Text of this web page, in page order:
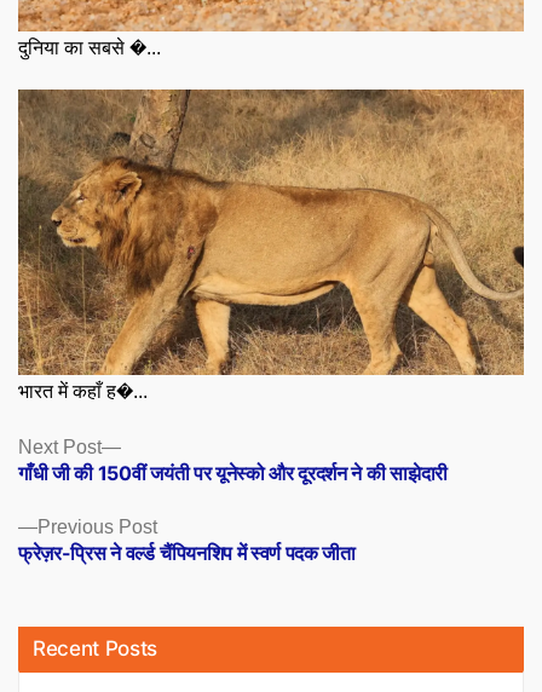
दुनिया का सबसे �...
भारत में कहाँ ह�...
Posts
navigation
Previous PostPrevious
post:
फ्रेज़र-प्रिस ने वर्ल्ड चैंपियनशिप में स्वर्ण पदक जीता
Next Post
Next
post:
गाँधी जी की 150वीं जयंती पर यूनेस्को और दूरदर्शन ने की साझेदारी
Recent Posts